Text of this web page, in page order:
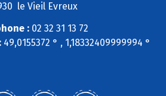
le Vieil Evreux
: 02 32 31 13 72
49,0155372 ° , 1,18332409999994 °